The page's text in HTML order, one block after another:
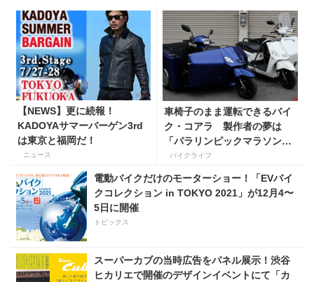
【NEWS】更に続報！
KADOYAサマーバーゲン3rd
は東京と福岡だ！
ニュース
車椅子のまま運転できるバイ
ク・コアラ 製作者の夢は
「パラリンピックマラソンの
先導車に使ってほしい」
バイクライフ
電動バイクだけのモーターショー！「EVバイ
クコレクション in TOKYO 2021」が12月4〜
5日に開催
トピックス
スーパーカブの当時広告をパネル展示！渋谷
ヒカリエで開催のデザインイベントにて「カ